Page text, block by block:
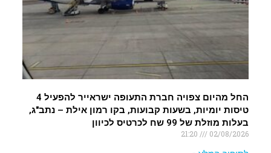
החל מהיום צפויה חברת התעופה ישראייר להפעיל 4
טיסות יומיות, בשעות קבועות, בקו רמון אילת – נתב"ג,
בעלות מוזלת של 99 שח לכרטיס לכיוון
02/08/2026